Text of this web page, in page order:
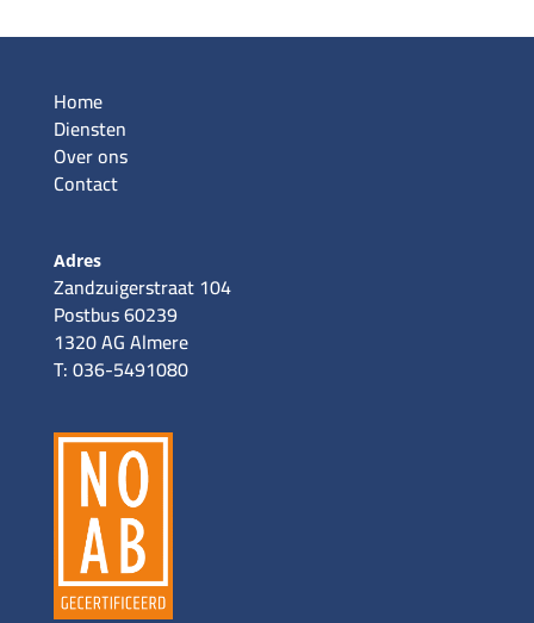
Home
Diensten
Over ons
Contact
Adres
Zandzuigerstraat 104
Postbus 60239
1320 AG Almere
T: 036-5491080